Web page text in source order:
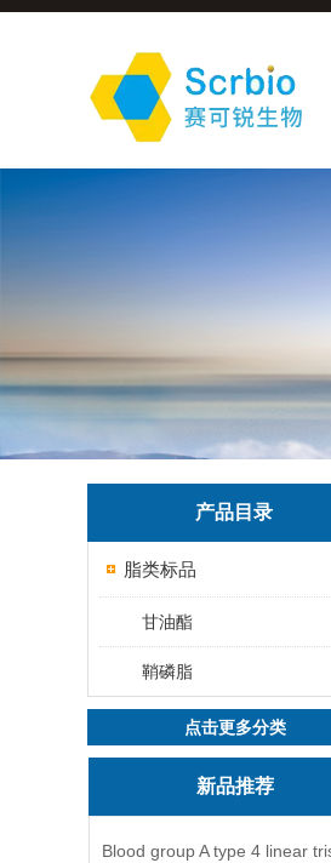
产品目录
脂类标品
甘油酯
鞘磷脂
点击更多分类
新品推荐